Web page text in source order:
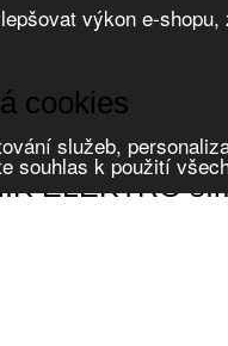
výkon e-
cookies
služeb,
souhlas k použití
kleště lisovací
ELEKTRO